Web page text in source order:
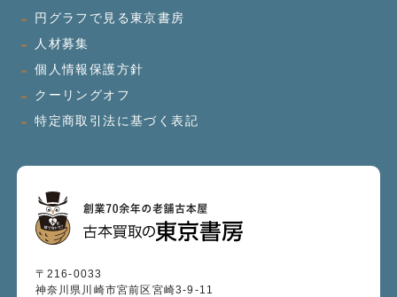
円グラフで見る東京書房
人材募集
個人情報保護方針
クーリングオフ
特定商取引法に基づく表記
〒216-0033
神奈川県川崎市宮前区宮崎3-9-11